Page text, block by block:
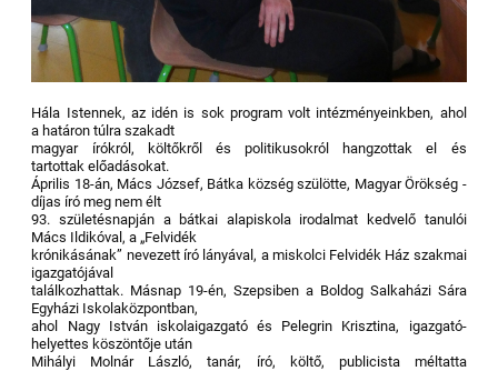
Hála Istennek, az idén is sok program volt intézményeinkben, ahol
a határon túlra szakadt
magyar írókról, költőkről és politikusokról hangzottak el és
tartottak előadásokat.
Április 18-án, Mács József, Bátka község szülötte, Magyar Örökség -
díjas író meg nem élt
93. születésnapján a bátkai alapiskola irodalmat kedvelő tanulói
Mács Ildikóval, a „Felvidék
krónikásának” nevezett író lányával, a miskolci Felvidék Ház szakmai
igazgatójával
találkozhattak. Másnap 19-én, Szepsiben a Boldog Salkaházi Sára
Egyházi Iskolaközpontban,
ahol Nagy István iskolaigazgató és Pelegrin Krisztina, igazgató-
helyettes köszöntője után
Mihályi Molnár László, tanár, író, költő, publicista méltatta